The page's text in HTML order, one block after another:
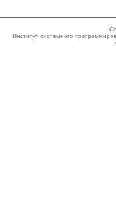
Институт системного